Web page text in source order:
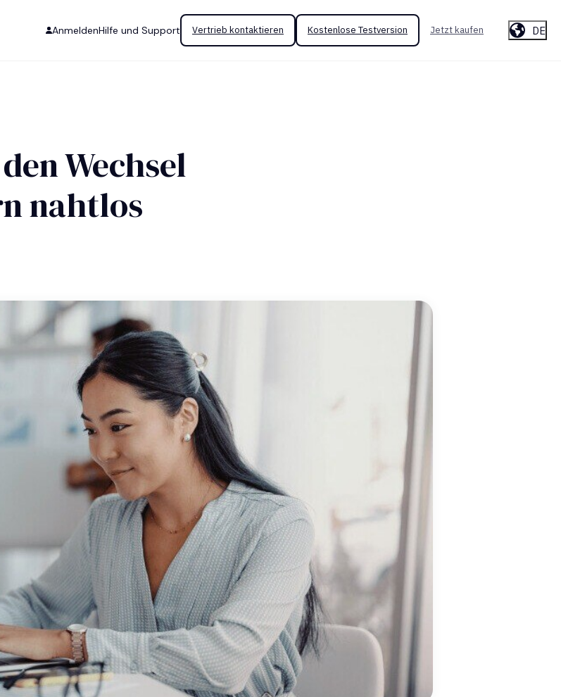
AnmeldenHilfe und Support Vertrieb kontaktieren Kostenlose Testversion Jetzt kaufen DE
Wechsel
nahtlos